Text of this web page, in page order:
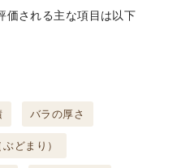
価される主な項目は以下
バラの厚さ
どまり）